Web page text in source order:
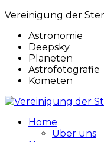
Vereinigung der
Astronomie
Deepsky
Planeten
Astrofotografie
Kometen
Home
Über uns